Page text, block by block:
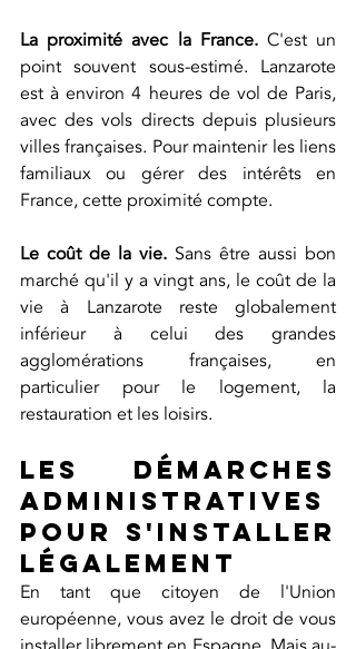
La proximité avec la France. C'est un
point souvent sous-estimé. Lanzarote
est à environ 4 heures de vol de Paris,
avec des vols directs depuis plusieurs
villes françaises. Pour maintenir les liens
familiaux ou gérer des intérêts en
France, cette proximité compte.
Le coût de la vie. Sans être aussi bon
marché qu'il y a vingt ans, le coût de la
vie à Lanzarote reste globalement
inférieur à celui des grandes
agglomérations françaises, en
particulier pour le logement, la
restauration et les loisirs.
Les démarches
administratives
pour s'installer
légalement
En tant que citoyen de l'Union
européenne, vous avez le droit de vous